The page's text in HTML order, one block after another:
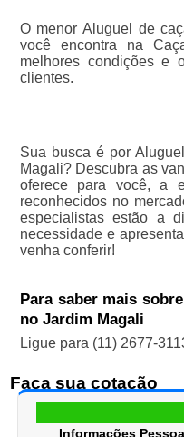
O menor Aluguel de
você encontra na
melhores condições e
clientes.
Sua busca é por
Magali? Descubra as
oferece para você, a
reconhecidos no
especialistas estão a
necessidade e
venha conferir!
Para saber mais
no Jardim Magali
Ligue para (11) 2677-
Faça sua cotação
Informações